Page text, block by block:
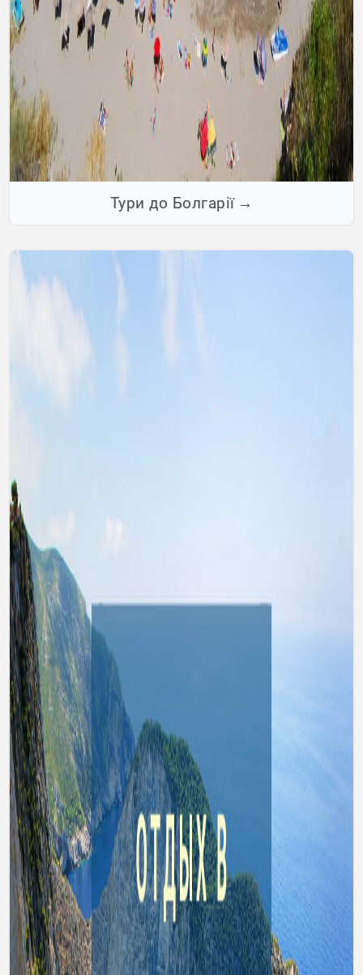
Тури до Болгарії